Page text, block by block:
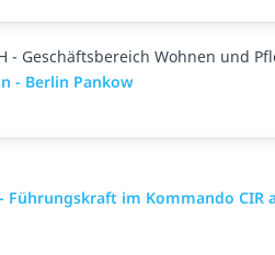
- Geschäftsbereich Wohnen und
- Berlin Pankow
im Kommando CIR